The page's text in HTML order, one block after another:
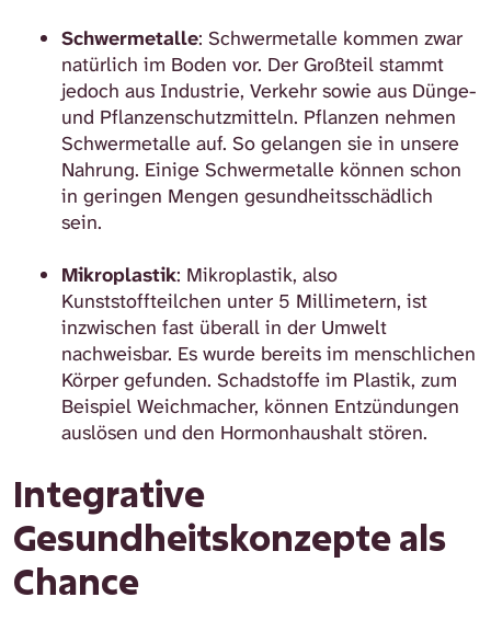
Schwermetalle: Schwermetalle kommen zwar
natürlich im Boden vor. Der Großteil stammt
jedoch aus Industrie, Verkehr sowie aus Dünge-
und Pflanzenschutzmitteln. Pflanzen nehmen
Schwermetalle auf. So gelangen sie in unsere
Nahrung. Einige Schwermetalle können schon
in geringen Mengen gesundheitsschädlich
sein.
Mikroplastik: Mikroplastik, also
Kunststoffteilchen unter 5 Millimetern, ist
inzwischen fast überall in der Umwelt
nachweisbar. Es wurde bereits im menschlichen
Körper gefunden. Schadstoffe im Plastik, zum
Beispiel Weichmacher, können Entzündungen
auslösen und den Hormonhaushalt stören.
Integrative
Gesundheitskonzepte als
Chance